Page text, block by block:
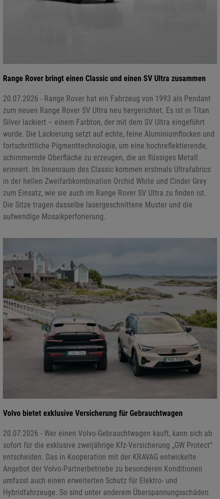
Range Rover bringt einen Classic und einen SV Ultra zusammen
20.07.2026 - Range Rover hat ein Fahrzeug von 1993 als Pendant
zum neuen Range Rover SV Ultra neu hergerichtet. Es ist in Titan
Silver lackiert – einem Farbton, der mit dem SV Ultra eingeführt
wurde. Die Lackierung setzt auf echte, feine Aluminiumflocken und
fortschrittliche Pigmenttechnologie, um eine hochreflektierende,
schimmernde Oberfläche zu erzeugen, die an flüssiges Metall
erinnert. Im Innenraum des Classic kommen erstmals Ultrafabrics
in der hellen Zweifarbkombination Orchid White und Cinder Grey
zum Einsatz, wie sie auch im Range Rover SV Ultra zu finden ist.
Die Sitze tragen dasselbe lasergeschnittene Muster und die
aufwendige Mosaikperforierung.
Volvo bietet exklusive Versicherung für Gebrauchtwagen
20.07.2026 - Wer einen Volvo-Gebrauchtwagen kauft, kann sich ab
sofort für die exklusive zweijährige Kfz-Versicherung „GW Protect“
entscheiden. Das in Kooperation mit der KRAVAG entwickelte
Angebot der Volvo-Partnerbetriebe zu besonderen Konditionen
umfasst auch einen erweiterten Schutz für Elektro- und
Hybridfahrzeuge. So sind unter anderem Überspannungsschäden